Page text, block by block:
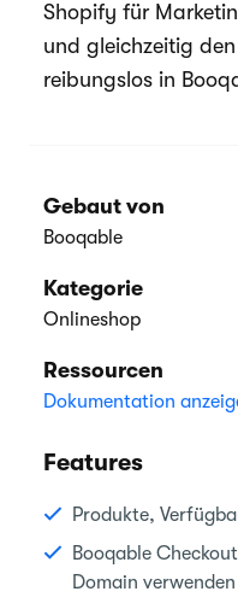
Shopify für
und gleichzeitig
reibungslos in
Gebaut von
Booqable
Kategorie
Onlineshop
Ressourcen
Dokumentation
Features
Produkte,
Booqable
Domain verwenden